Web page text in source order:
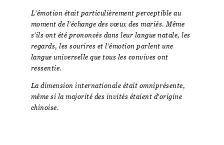
L’émotion était particulièrement perceptible au
moment de l’échange des vœux des mariés. Même
s’ils ont été prononcés dans leur langue natale, les
regards, les sourires et l’émotion parlent une
langue universelle que tous les convives ont
ressentie.
La dimension internationale était omniprésente,
même si la majorité des invités étaient d’origine
chinoise.